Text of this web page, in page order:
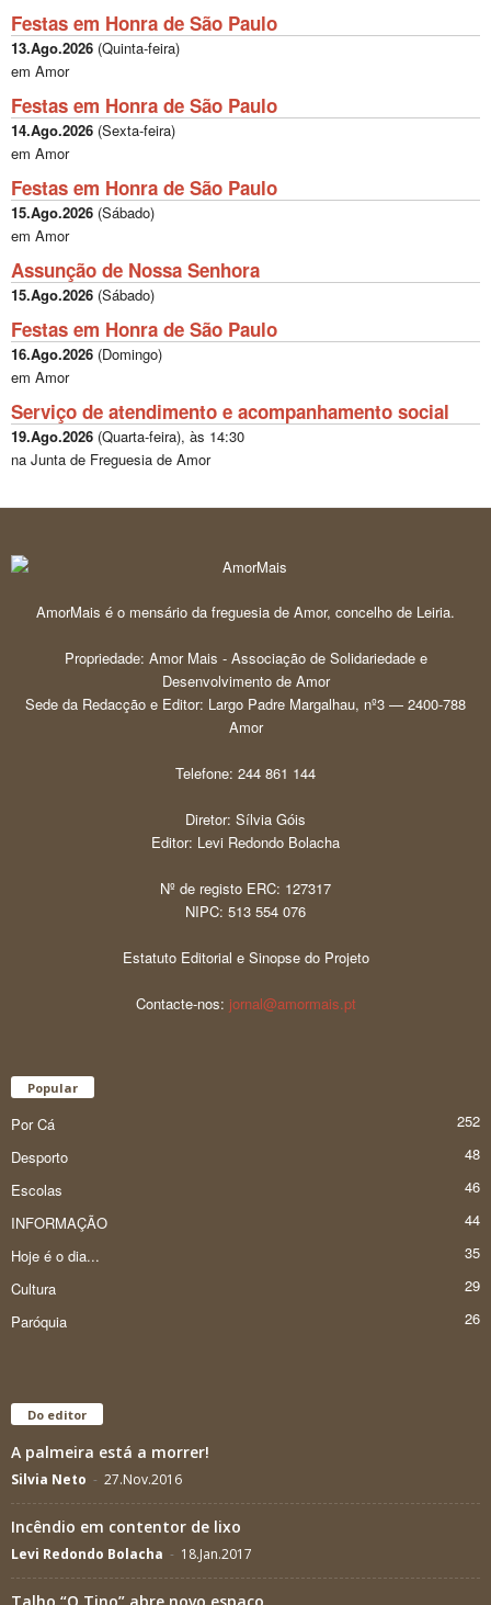
Festas em Honra de São Paulo
13.Ago.2026 (Quinta-feira)
em Amor
Festas em Honra de São Paulo
14.Ago.2026 (Sexta-feira)
em Amor
Festas em Honra de São Paulo
15.Ago.2026 (Sábado)
em Amor
Assunção de Nossa Senhora
15.Ago.2026 (Sábado)
Festas em Honra de São Paulo
16.Ago.2026 (Domingo)
em Amor
Serviço de atendimento e acompanhamento social
19.Ago.2026 (Quarta-feira), às 14:30
na Junta de Freguesia de Amor
AmorMais é o mensário da freguesia de Amor, concelho de Leiria.
Propriedade: Amor Mais - Associação de Solidariedade e
Desenvolvimento de Amor
Sede da Redacção e Editor: Largo Padre Margalhau, nº3 — 2400-788
Amor
Telefone: 244 861 144
Diretor: Sílvia Góis
Editor: Levi Redondo Bolacha
Nº de registo ERC: 127317
NIPC: 513 554 076
Estatuto Editorial e Sinopse do Projeto
Contacte-nos: jornal@amormais.pt
Popular
Por Cá
252
Desporto
48
Escolas
46
INFORMAÇÃO
44
Hoje é o dia...
35
Cultura
29
Paróquia
26
Do editor
A palmeira está a morrer!
Silvia Neto - 27.Nov.2016
Incêndio em contentor de lixo
Levi Redondo Bolacha - 18.Jan.2017